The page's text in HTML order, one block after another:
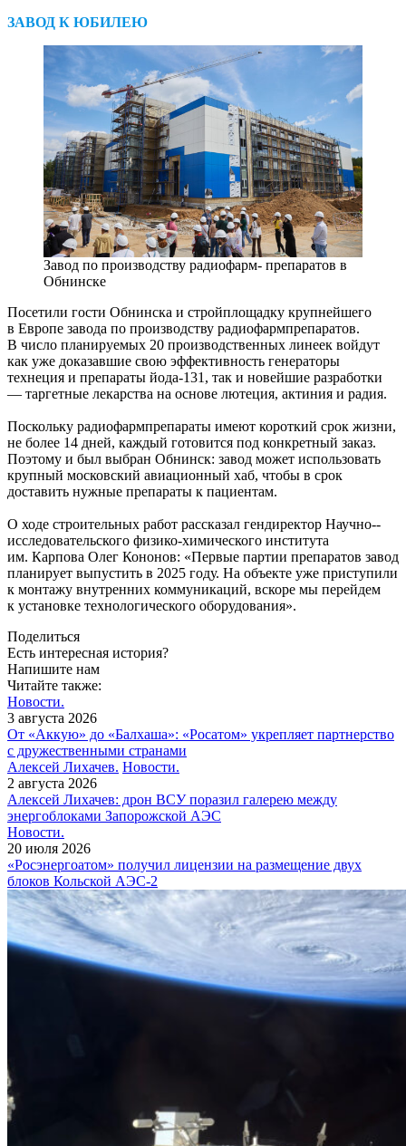
ЗАВОД К ЮБИЛЕЮ
Завод по производству радиофарм- препаратов в
Обнинске
Посетили гости Обнинска и стройплощадку крупнейшего
в Европе завода по производству радиофармпрепаратов.
В число планируемых 20 производственных линеек вой­дут
как уже доказавшие свою эффективность генераторы
технеция и препараты йода‑131, так и новейшие разработки
— ​таргетные лекарства на основе лютеция, актиния и радия.
Поскольку радиофармпрепараты имеют короткий срок жизни,
не более 14 дней, каждый готовится под конкретный заказ.
Поэтому и был выбран Обнинск: завод может использовать
крупный московский авиационный хаб, чтобы в срок
доставить нужные препараты к пациентам.
О ходе строительных работ рассказал гендиректор Научно-­
исследовательского физико-­химического института
им. Карпова Олег Кононов: «Первые партии препаратов завод
планирует выпустить в 2025 году. На объекте уже приступили
к монтажу внутренних коммуникаций, вскоре мы перейдем
к установке технологического оборудования».
Поделиться
Есть интересная история?
Напишите нам
Читайте также:
Новости.
3 августа 2026
От «Аккую» до «Балхаша»: «Росатом» укрепляет партнерство
с дружественными странами
Алексей Лихачев. Новости.
2 августа 2026
Алексей Лихачев: дрон ВСУ поразил галерею между
энергоблоками Запорожской АЭС
Новости.
20 июля 2026
«Росэнергоатом» получил лицензии на размещение двух
блоков Кольской АЭС‑2